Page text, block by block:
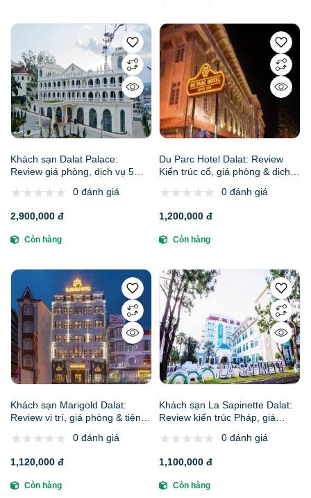
Khách sạn Dalat Palace:
Review giá phòng, dịch vụ 5
Travel
0 đánh giá
2,900,000 đ
Còn hàng
Du Parc Hotel Dalat: Review
Kiến trúc cổ, giá phòng & dịch
0 đánh giá
1,200,000 đ
Còn hàng
Khách sạn Marigold Dalat:
Review vị trí, giá phòng & tiện
0 đánh giá
1,120,000 đ
Còn hàng
Khách sạn La Sapinette Dalat:
Review kiến trúc Pháp, giá
Travel
0 đánh giá
1,100,000 đ
Còn hàng